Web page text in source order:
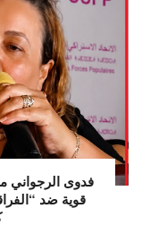
فدوى
قوية ضد